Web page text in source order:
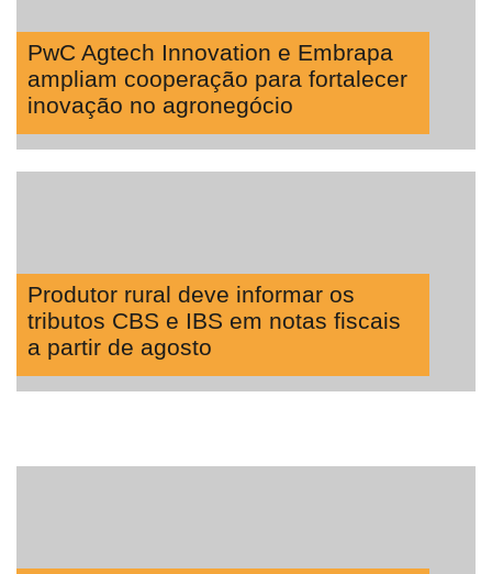
PwC Agtech Innovation e Embrapa
ampliam cooperação para fortalecer
inovação no agronegócio
Produtor rural deve informar os
tributos CBS e IBS em notas fiscais
a partir de agosto